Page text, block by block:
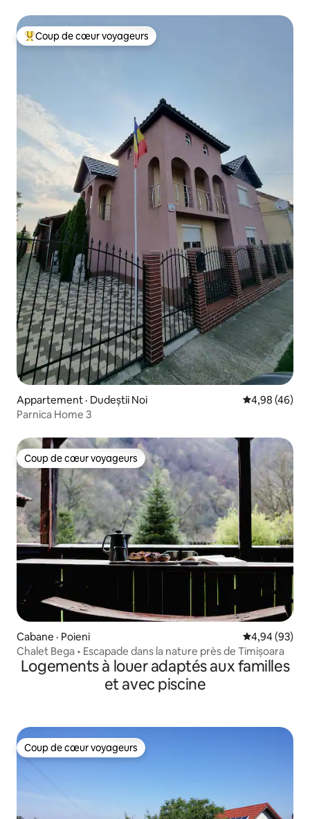
Coup de cœur voyageurs parmi les plus aimés
Coup de cœur voyageurs
Appartement · Dudeștii Noi Note
4,98 (46)
Parnica Home 3
Coup de cœur voyageurs
Coup de cœur voyageurs
Cabane · Poieni Note
4,94 (93)
Chalet Bega • Escapade dans la nature près de Timișoara
Logements à louer adaptés aux familles
et avec piscine
Coup de cœur voyageurs
Coup de cœur voyageurs